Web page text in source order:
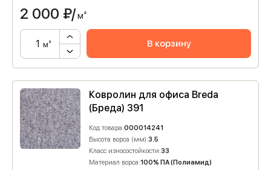
2 000 ₽/м²
м² В корзину
Ковролин для офиса Breda
(Бреда) 391
Код товара:000014241
Высота ворса (мм):3.5
Класс износостойкости:33
Материал ворса:100% ПА (Полиамид)